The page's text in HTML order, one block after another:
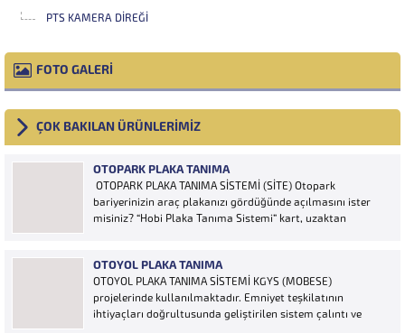
PTS KAMERA DIREĞI
FOTO GALERİ
ÇOK BAKILAN ÜRÜNLERİMİZ
OTOPARK PLAKA TANIMA
OTOPARK PLAKA TANIMA SİSTEMİ (SİTE) Otopark
bariyerinizin araç plakanızı gördüğünde açılmasını ister
misiniz? “Hobi Plaka Tanıma Sistemi” kart, uzaktan
için yeterlidir… Plaka tanıma sistemi otoparklarda
sisteme...
OTOYOL PLAKA TANIMA
OTOYOL PLAKA TANIMA SİSTEMİ KGYS (MOBESE)
projelerinde kullanılmaktadır. Emniyet teşkilatının
ihtiyaçları doğrultusunda geliştirilen sistem çalıntı ve